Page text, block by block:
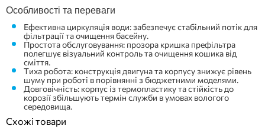
Особливості та переваги
Ефективна циркуляція води: забезпечує стабільний потік для
фільтрації та очищення басейну.
Простота обслуговування: прозора кришка префільтра
полегшує візуальний контроль та очищення кошика від
сміття.
Тиха робота: конструкція двигуна та корпусу знижує рівень
шуму при роботі в порівнянні з бюджетними моделями.
Довговічність: корпус із термопластику та стійкість до
корозії збільшують термін служби в умовах вологого
середовища.
Схожі товари